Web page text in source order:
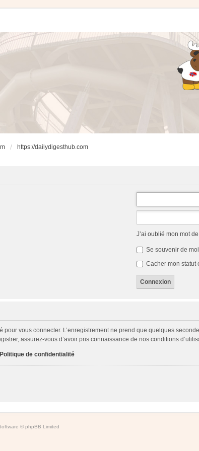
https://dailydigesthub.com
J’ai oublié mon mot
Se souvenir de moi
Cacher mon statut
pour vous connecter. L’enregistrement ne prend que quelques
assurez-vous d’avoir pris connaissance de nos conditions
Politique de confidentialité
© phpBB Limited